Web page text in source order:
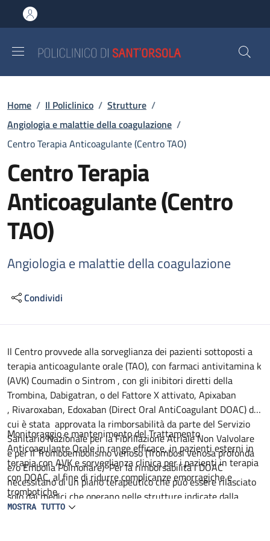
al contenuto principale
to footer content
Briciole di pane
Home / Il Policlinico / Strutture /
Angiologia e malattie della coagulazione /
Centro Terapia Anticoagulante (Centro TAO)
Centro Terapia
Anticoagulante (Centro
TAO)
Angiologia e malattie della coagulazione
Condividi
Descrizione
Il Centro provvede alla sorveglianza dei pazienti sottoposti a
terapia anticoagulante orale (TAO), con farmaci antivitamina k
(AVK) Coumadin o Sintrom , con gli inibitori diretti della
Trombina, Dabigatran, o del Fattore X attivato, Apixaban
, Rivaroxaban, Edoxaban (Direct Oral AntiCoagulant DOAC) di
cui è stata approvata la rimborsabilità da parte del Servizio
Sanitario Nazionale per la Fibrillazione Atriale Non Valvolare
e per il Tromboembolismo venoso (Trombosi venosa profonda
e/o Embolia Polmonare) Per la rimborsabilità i DOAC
necessitano di un piano terapeutico che può essere rilasciato
solo dai medici che operano nelle strutture indicate dalla
Regione Emilia Romagna come "centri prescrittori". Il centro è
Monitoraggio e mantenimento del Trattamento
Anticoagulante Orale in range efficace, in pazienti esterni in
terapia con AVK e sorveglianza clinica per i pazienti in terapia
con DOAC, al fine di ridurre complicanze emorragiche e
trombotiche.
MOSTRA TUTTO